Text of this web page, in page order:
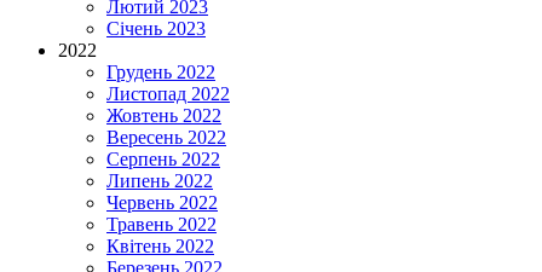
Лютий 2023
Січень 2023
2022
Грудень 2022
Листопад 2022
Жовтень 2022
Вересень 2022
Серпень 2022
Липень 2022
Червень 2022
Травень 2022
Квітень 2022